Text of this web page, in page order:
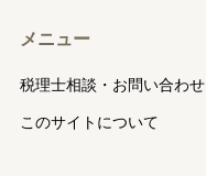
メニュー
税理士相談・お問い合わせ
このサイトについて